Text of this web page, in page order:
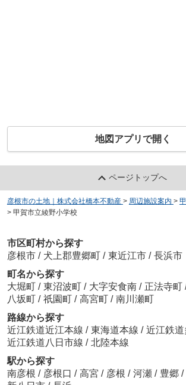
地図アプリで開く
ページトップへ
彦根市の土地｜株式会社橋本不動産 > 周辺施設案内 >
> 甲賀市立綾野小学校
市区町村から探す
彦根市 / 犬上郡豊郷町 / 東近江市 / 長浜市
町名から探す
大堀町 / 東沼波町 / 大字安食南 / 正法寺町
八坂町 / 祇園町 / 高宮町 / 南川瀬町
路線から探す
近江鉄道近江本線 / 東海道本線 / 近江鉄
近江鉄道八日市線 / 北陸本線
駅から探す
南彦根 / 彦根口 / 高宮 / 彦根 / 河瀬 / 豊郷 /